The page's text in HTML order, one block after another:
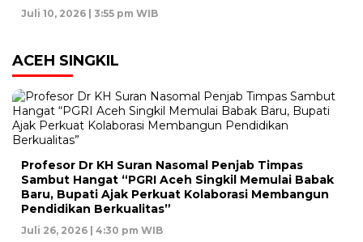
Juli 10, 2026 | 3:55 pm WIB
ACEH SINGKIL
Profesor Dr KH Suran Nasomal Penjab Timpas
Sambut Hangat “PGRI Aceh Singkil Memulai Babak
Baru, Bupati Ajak Perkuat Kolaborasi Membangun
Pendidikan Berkualitas”
Juli 26, 2026 | 4:30 pm WIB